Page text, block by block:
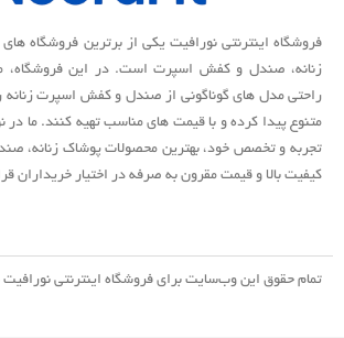
فروشگاه اینترنتی نورافیت یکی از برترین فروشگاه
زنانه، صندل و کفش اسپرت است. در این فروشگاه،
راحتی مدل های گوناگونی از صندل و کفش اسپرت زنانه
متنوع پیدا کرده و با قیمت های مناسب تهیه کنند. ما در
تجربه و تخصص خود، بهترین محصولات پوشاک زنانه،
کیفیت بالا و قیمت مقرون به صرفه در اختیار خریداران
تمام حقوق اين وب‌سايت برای فروشگاه اینترنتی